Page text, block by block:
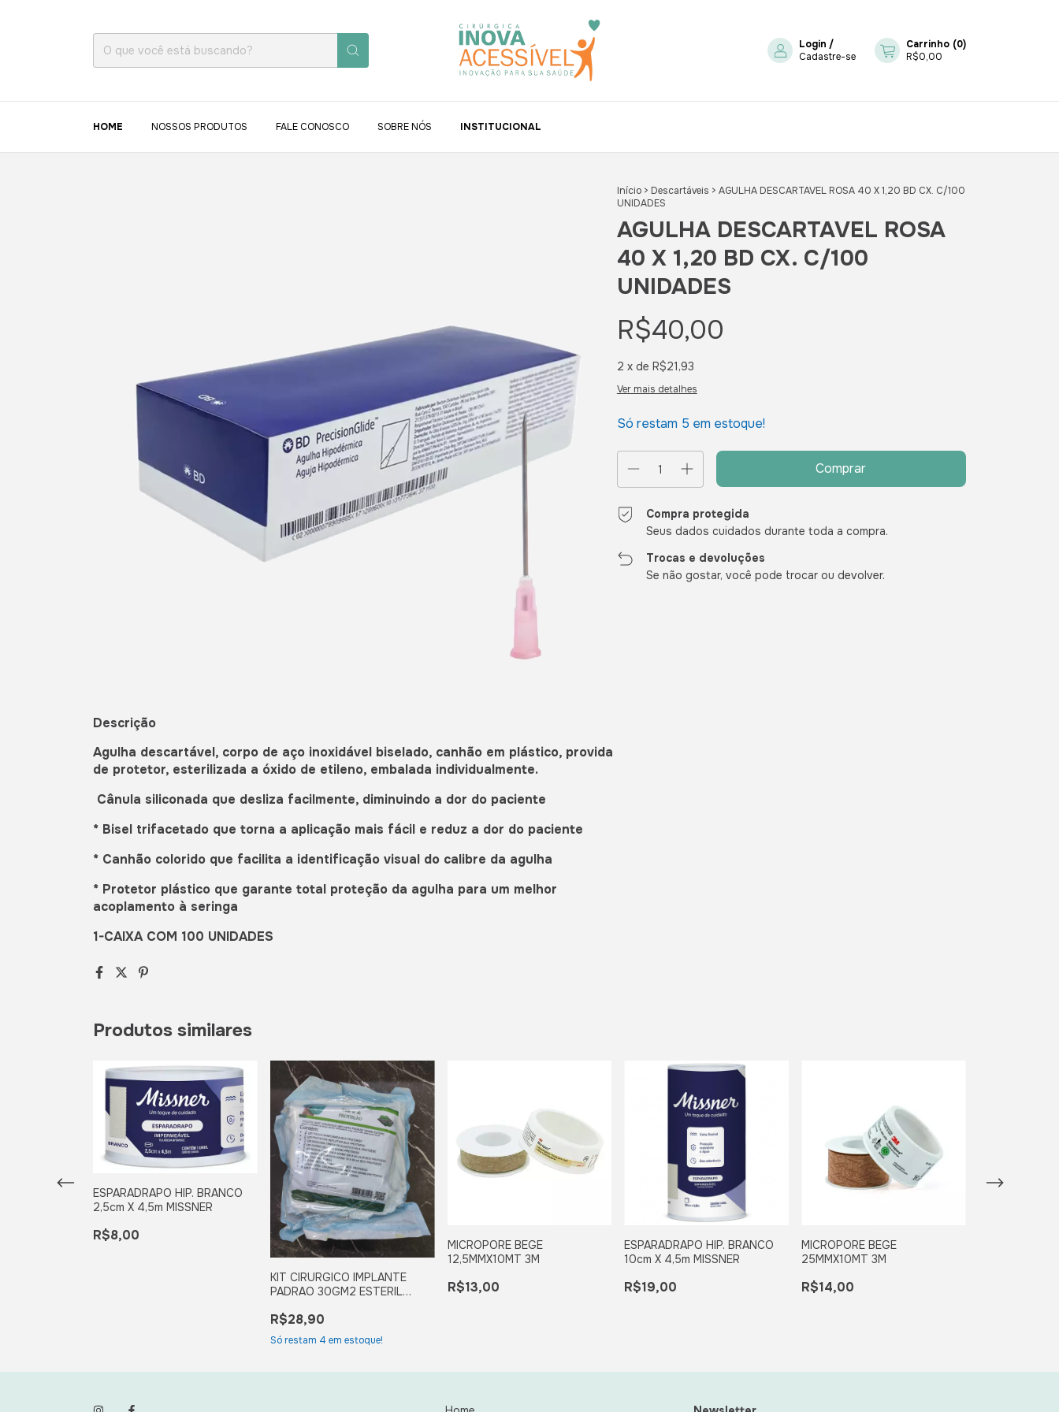
Login /
Cadastre-se
Carrinho (0)
R$0,00
HOME NOSSOS PRODUTOS FALE CONOSCO SOBRE NÓS INSTITUCIONAL
Início > Descartáveis > AGULHA DESCARTAVEL ROSA 40 X 1,20 BD CX. C/100
UNIDADES
AGULHA DESCARTAVEL ROSA
40 X 1,20 BD CX. C/100
UNIDADES
R$40,00
2 x de R$21,93
Ver mais detalhes
Só restam 5 em estoque!
Compra protegida
Seus dados cuidados durante toda a compra.
Trocas e devoluções
Se não gostar, você pode trocar ou devolver.
Descrição
Agulha descartável, corpo de aço inoxidável biselado, canhão em plástico, provida
de protetor, esterilizada a óxido de etileno, embalada individualmente.
Cânula siliconada que desliza facilmente, diminuindo a dor do paciente
* Bisel trifacetado que torna a aplicação mais fácil e reduz a dor do paciente
* Canhão colorido que facilita a identificação visual do calibre da agulha
* Protetor plástico que garante total proteção da agulha para um melhor
acoplamento à seringa
1-CAIXA COM 100 UNIDADES
Produtos similares
ESPARADRAPO HIP. BRANCO
2,5cm X 4,5m MISSNER
R$8,00
KIT CIRURGICO IMPLANTE
PADRAO 30GM2 ESTERIL
R$28,90
Só restam 4 em estoque!
MICROPORE BEGE
12,5MMX10MT 3M
R$13,00
ESPARADRAPO HIP. BRANCO
10cm X 4,5m MISSNER
R$19,00
MICROPORE BEGE
25MMX10MT 3M
R$14,00